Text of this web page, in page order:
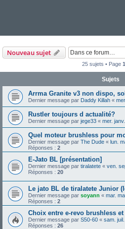
Nouveau sujet
25 sujets • Page 1
Sujets
Arrma Granite v3 non dispo,
Dernier message par Daddy Killah «
Rustler toujours d actualité?
Dernier message par jege33 « mer.
Quel moteur brushless pour
Dernier message par The Dude « lun.
Réponses : 2
E-Jato BL [présentation]
Dernier message par tiralatete « ven.
Réponses : 20
Le jato BL de tiralatete Junior
Dernier message par soyann « mar.
Réponses : 2
Choix entre e-revo brushless
Dernier message par S50-60 « sam.
Réponses : 26